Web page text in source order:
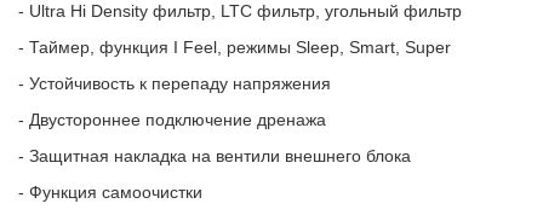
- Ultra Hi Density фильтр, LTC фильтр, угольный фильтр
- Таймер, функция I Feel, режимы Sleep, Smart, Super
- Устойчивость к перепаду напряжения
- Двустороннее подключение дренажа
- Защитная накладка на вентили внешнего блока
- Функция самоочистки